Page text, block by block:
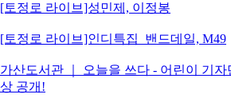
[토정로 라이브]성민제, 이정봉
[토정로 라이브]인디특집_밴드데일, M49
가산도서관 ｜ 오늘을 쓰다 - 어린이 기
상 공개!